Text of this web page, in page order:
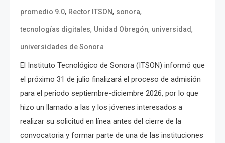
promedio 9.0, Rector ITSON, sonora,
tecnologías digitales, Unidad Obregón, universidad,
universidades de Sonora
El Instituto Tecnológico de Sonora (ITSON) informó que
el próximo 31 de julio finalizará el proceso de admisión
para el periodo septiembre-diciembre 2026, por lo que
hizo un llamado a las y los jóvenes interesados a
realizar su solicitud en línea antes del cierre de la
convocatoria y formar parte de una de las instituciones